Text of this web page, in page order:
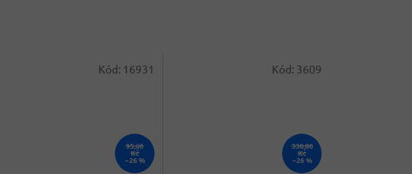
95,60
Kč
–26 %
Kód: 16931
338,80
Kč
–26 %
Kód: 3609